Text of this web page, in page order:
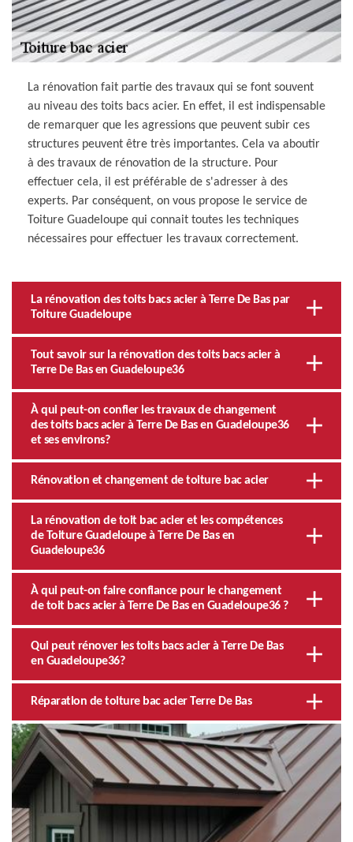
La rénovation fait partie des travaux qui se font souvent
au niveau des toits bacs acier. En effet, il est indispensable
de remarquer que les agressions que peuvent subir ces
structures peuvent être très importantes. Cela va aboutir
à des travaux de rénovation de la structure. Pour
effectuer cela, il est préférable de s'adresser à des
experts. Par conséquent, on vous propose le service de
Toiture Guadeloupe qui connait toutes les techniques
nécessaires pour effectuer les travaux correctement.
La rénovation des toits bacs acier à Terre De Bas par
Toiture Guadeloupe
Tout savoir sur la rénovation des toits bacs acier à
Terre De Bas en Guadeloupe36
À qui peut-on confier les travaux de changement
des toits bacs acier à Terre De Bas en Guadeloupe36
et ses environs?
Rénovation et changement de toiture bac acier
La rénovation de toit bac acier et les compétences
de Toiture Guadeloupe à Terre De Bas en
Guadeloupe36
À qui peut-on faire confiance pour le changement
de toit bacs acier à Terre De Bas en Guadeloupe36 ?
Qui peut rénover les toits bacs acier à Terre De Bas
en Guadeloupe36?
Réparation de toiture bac acier Terre De Bas